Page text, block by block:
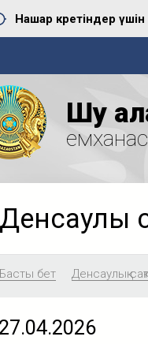
Нашар көретіндер үшін
Шу
Денсаулық
Басты бет Денсаулық
27.04.2026